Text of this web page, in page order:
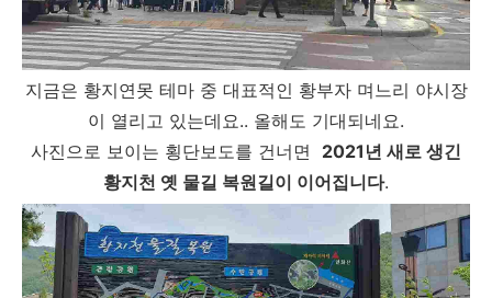
지금은 황지연못 테마 중 대표적인 황부자 며느리 야시장
이 열리고 있는데요.. 올해도 기대되네요.
사진으로 보이는 횡단보도를 건너면 2021년 새로 생긴
황지천 옛 물길 복원길이 이어집니다.